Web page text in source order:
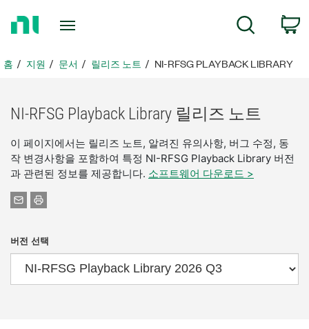
지
홈 지원 문서 릴리즈 노트 NI-RFSG PLAYBACK LIBRARY
NI-RFSG Playback Library 릴리즈 노트
이 페이지에서는 릴리즈 노트, 알려진 유의사항, 버그 수정, 동
작 변경사항을 포함하여 특정 NI-RFSG Playback Library 버전
과 관련된 정보를 제공합니다. 소프트웨어 다운로드 >
버전 선택